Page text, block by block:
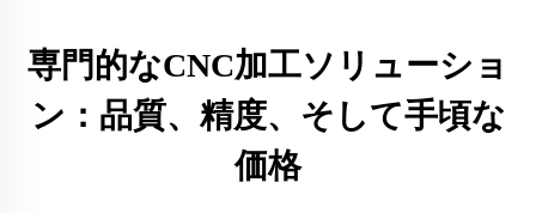
専門的なCNC加工ソリューショ
ン：品質、精度、そして手頃な
価格